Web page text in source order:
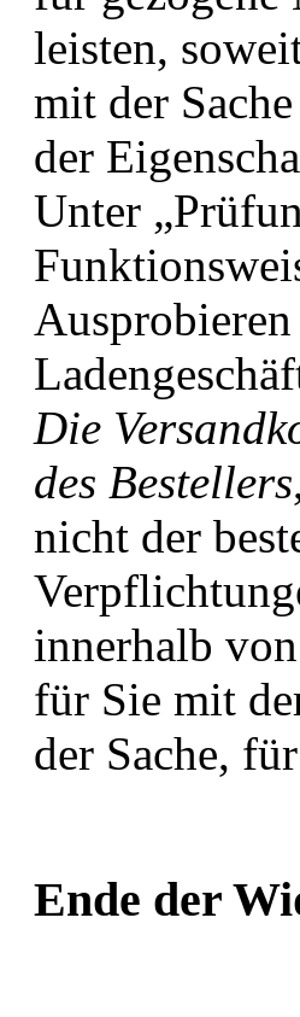
leisten,
mit der
der
Unter
Die
des Bestellers
nicht der
innerhalb
für Sie mit
der Sache,
Ende der